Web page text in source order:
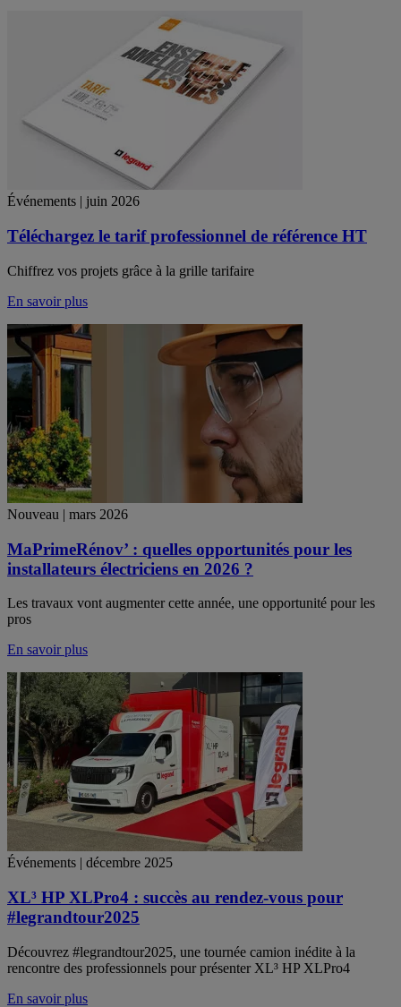
Événements | juin 2026
Téléchargez le tarif professionnel de référence HT
Chiffrez vos projets grâce à la grille tarifaire
En savoir plus
Nouveau | mars 2026
MaPrimeRénov’ : quelles opportunités pour les
installateurs électriciens en 2026 ?
Les travaux vont augmenter cette année, une opportunité pour les
pros
En savoir plus
Événements | décembre 2025
XL³ HP XLPro4 : succès au rendez-vous pour
#legrandtour2025
Découvrez #legrandtour2025, une tournée camion inédite à la
rencontre des professionnels pour présenter XL³ HP XLPro4
En savoir plus